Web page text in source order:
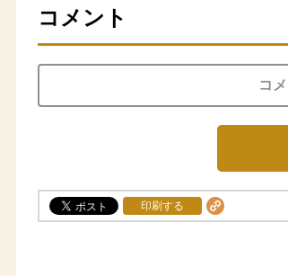
コメント
コ
印刷する